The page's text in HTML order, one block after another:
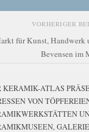
VORHERIGER
für Kunst, Handwerk
Bevensen im
KERAMIK-ATLAS
VON